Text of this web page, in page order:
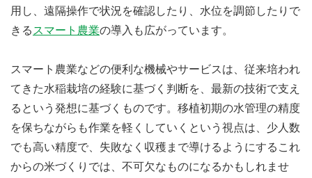
用し、遠隔操作で状況を確認したり、水位を調節したりで
きるスマート農業の導入も広がっています。
スマート農業などの便利な機械やサービスは、従来培われ
てきた水稲栽培の経験に基づく判断を、最新の技術で支え
るという発想に基づくものです。移植初期の水管理の精度
を保ちながらも作業を軽くしていくという視点は、少人数
でも高い精度で、失敗なく収穫まで導けるようにするこれ
からの米づくりでは、不可欠なものになるかもしれませ